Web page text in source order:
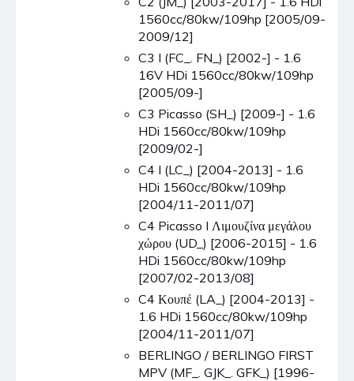
1560cc/80kw/109hp [2005/09-
2009/12]
C3 I (FC_. FN_) [2002-] - 1.6
16V HDi 1560cc/80kw/109hp
[2005/09-]
C3 Picasso (SH_) [2009-] - 1.6
HDi 1560cc/80kw/109hp
[2009/02-]
C4 I (LC_) [2004-2013] - 1.6
HDi 1560cc/80kw/109hp
[2004/11-2011/07]
C4 Picasso I Λιμουζίνα μεγάλου
χώρου (UD_) [2006-2015] - 1.6
HDi 1560cc/80kw/109hp
[2007/02-2013/08]
C4 Κουπέ (LA_) [2004-2013] -
1.6 HDi 1560cc/80kw/109hp
[2004/11-2011/07]
BERLINGO / BERLINGO FIRST
MPV (MF_. GJK_. GFK_) [1996-